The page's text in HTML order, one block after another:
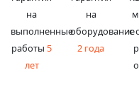
на
выполненные
работы 5
лет
на
оборудование
2 года
с